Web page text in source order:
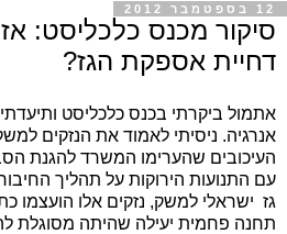
12 בספטמבר 2012
סיקור מכנס כלכליסט:
דחיית אספקת הגז?
אתמול ביקרתי בכנס כלכליסט
אנרגיה. ניסיתי לאמוד את הנזקים
העיכובים שהערימו המשרד להגנת
עם התנועות הירוקות על תהליך
גז ישראלי למשק, נזקים אלו הועצמו
תחנה פחמית יעילה שהיתה מסוגלת